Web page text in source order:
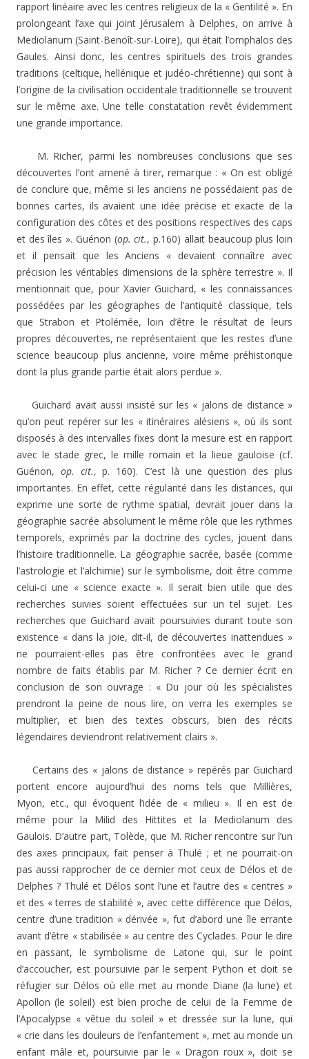
rapport linéaire avec les centres religieux de la « Gentilité ». En
prolongeant l’axe qui joint Jérusalem à Delphes, on arrive à
Mediolanum (Saint-Benoît-sur-Loire), qui était l’omphalos des
Gaules. Ainsi donc, les centres spirituels des trois grandes
traditions (celtique, hellénique et judéo-chrétienne) qui sont à
l’origine de la civilisation occidentale traditionnelle se trouvent
sur le même axe. Une telle constatation revêt évidemment
une grande importance.
M. Richer, parmi les nombreuses conclusions que ses
découvertes l’ont amené à tirer, remarque : « On est obligé
de conclure que, même si les anciens ne possédaient pas de
bonnes cartes, ils avaient une idée précise et exacte de la
configuration des côtes et des positions respectives des caps
et des îles ». Guénon (op. cit., p.160) allait beaucoup plus loin
et il pensait que les Anciens « devaient connaître avec
précision les véritables dimensions de la sphère terrestre ». Il
mentionnait que, pour Xavier Guichard, « les connaissances
possédées par les géographes de l’antiquité classique, tels
que Strabon et Ptolémée, loin d’être le résultat de leurs
propres découvertes, ne représentaient que les restes d’une
science beaucoup plus ancienne, voire même préhistorique
dont la plus grande partie était alors perdue ».
Guichard avait aussi insisté sur les « jalons de distance »
qu’on peut repérer sur les « itinéraires alésiens », où ils sont
disposés à des intervalles fixes dont la mesure est en rapport
avec le stade grec, le mille romain et la lieue gauloise (cf.
Guénon, op. cit., p. 160). C’est là une question des plus
importantes. En effet, cette régularité dans les distances, qui
exprime une sorte de rythme spatial, devrait jouer dans la
géographie sacrée absolument le même rôle que les rythmes
temporels, exprimés par la doctrine des cycles, jouent dans
l’histoire traditionnelle. La géographie sacrée, basée (comme
l’astrologie et l’alchimie) sur le symbolisme, doit être comme
celui-ci une « science exacte ». Il serait bien utile que des
recherches suivies soient effectuées sur un tel sujet. Les
recherches que Guichard avait poursuivies durant toute son
existence « dans la joie, dit-il, de découvertes inattendues »
ne pourraient-elles pas être confrontées avec le grand
nombre de faits établis par M. Richer ? Ce dernier écrit en
conclusion de son ouvrage : « Du jour où les spécialistes
prendront la peine de nous lire, on verra les exemples se
multiplier, et bien des textes obscurs, bien des récits
légendaires deviendront relativement clairs ».
Certains des « jalons de distance » repérés par Guichard
portent encore aujourd’hui des noms tels que Millières,
Myon, etc., qui évoquent l’idée de « milieu ». Il en est de
même pour la Milid des Hittites et la Mediolanum des
Gaulois. D’autre part, Tolède, que M. Richer rencontre sur l’un
des axes principaux, fait penser à Thulé ; et ne pourrait-on
pas aussi rapprocher de ce dernier mot ceux de Délos et de
Delphes ? Thulé et Délos sont l’une et l’autre des « centres »
et des « terres de stabilité », avec cette différence que Délos,
centre d’une tradition « dérivée », fut d’abord une île errante
avant d’être « stabilisée » au centre des Cyclades. Pour le dire
en passant, le symbolisme de Latone qui, sur le point
d’accoucher, est poursuivie par le serpent Python et doit se
réfugier sur Délos où elle met au monde Diane (la lune) et
Apollon (le soleil) est bien proche de celui de la Femme de
l’Apocalypse « vêtue du soleil » et dressée sur la lune, qui
« crie dans les douleurs de l’enfantement », met au monde un
enfant mâle et, poursuivie par le « Dragon roux », doit se